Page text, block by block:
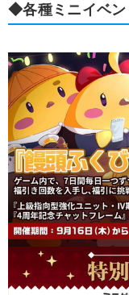
◆各種ミニイベン